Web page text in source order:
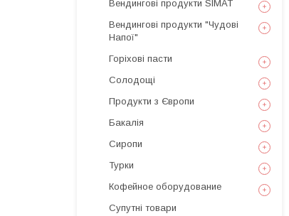
Вендингові продукти SIMAT
Вендингові продукти "Чудові
Напої"
Горіхові пасти
Солодощі
Продукти з Європи
Бакалія
Сиропи
Турки
Кофейное оборудование
Супутні товари